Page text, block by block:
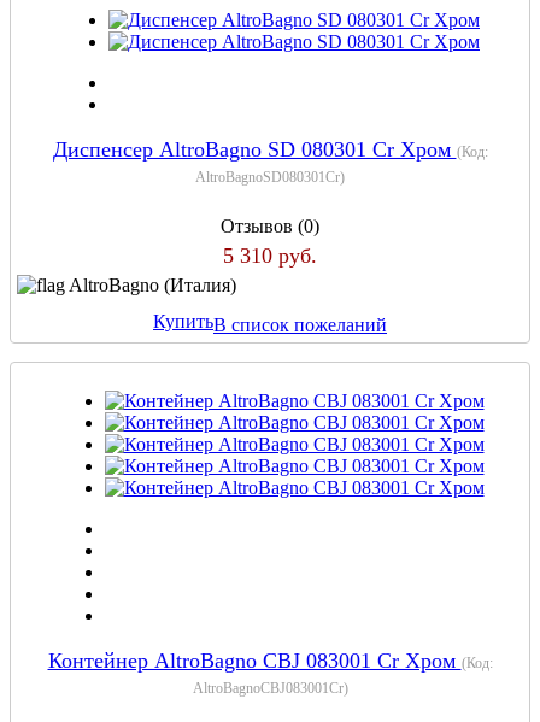
Диспенсер AltroBagno SD 080301 Cr Хром (Код:
AltroBagnoSD080301Cr)
Отзывов (0)
5 310 руб.
AltroBagno (Италия)
КупитьВ список пожеланий
Контейнер AltroBagno CBJ 083001 Cr Хром (Код:
AltroBagnoCBJ083001Cr)